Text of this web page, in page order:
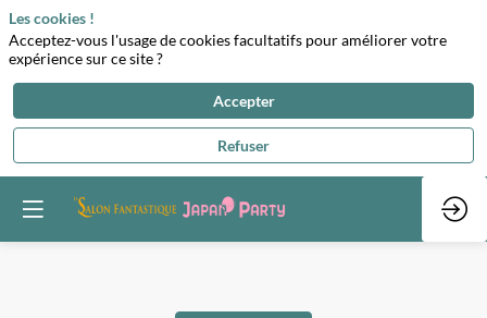
Les cookies !
Acceptez-vous l'usage de cookies facultatifs pour améliorer votre
expérience sur ce site ?
Accepter
Refuser